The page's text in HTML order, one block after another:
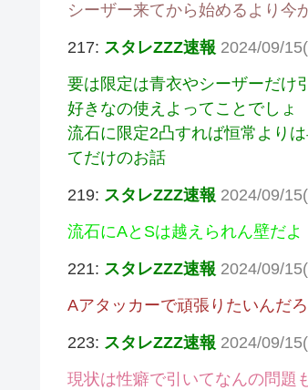
シーザー来てから始めるより今
217: スタレZZZ速報 2024/09/
要は限定は青衣やシーザーだけ
好きなの使えよってことでしょ
流石に限定2凸すれば恒常より
てだけのお話
219: スタレZZZ速報 2024/09/
流石にAとSは越えられん壁だよ
221: スタレZZZ速報 2024/09/
Aアタッカーで頑張りたいんだ
223: スタレZZZ速報 2024/09/
現状は性癖で引いてなんの問題